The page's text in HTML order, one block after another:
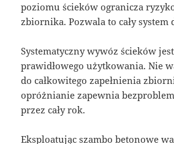
poziomu ścieków ogranicza
zbiornika. Pozwala to cały system
Systematyczny wywóz ścieków
prawidłowego użytkowania. Nie
do całkowitego zapełnienia
opróżnianie zapewnia
przez cały rok.
Eksploatując szambo betonowe